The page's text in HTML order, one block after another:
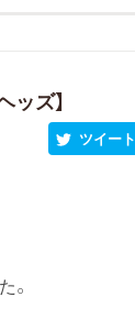
ズ】
ツイート
。